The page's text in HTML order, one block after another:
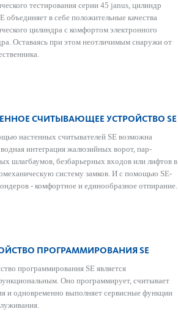
тес­тирования серии 45 janus, цилиндр
объединяет в себе пол­ожительные качества
цилиндра с комфортом электронного
Оста­ваясь при этом нео­т­личимым снаружи от
СЧИТЫВАЮЩЕЕ УСТРОЙСТВО SE
настенных считывателей SE возможна
интеграция жал­юзийных ворот, пар­
шлагбаумов, безба­рьерных входов или лифтов в
сис­тему замков. И с помощью SE-
- комфортное и единообразное отпирание.
ПРОГРАММИРОВАНИЯ SE
программирования SE является
Оно программирует, считывает
и одн­овременно вып­олняет серв­исные функции